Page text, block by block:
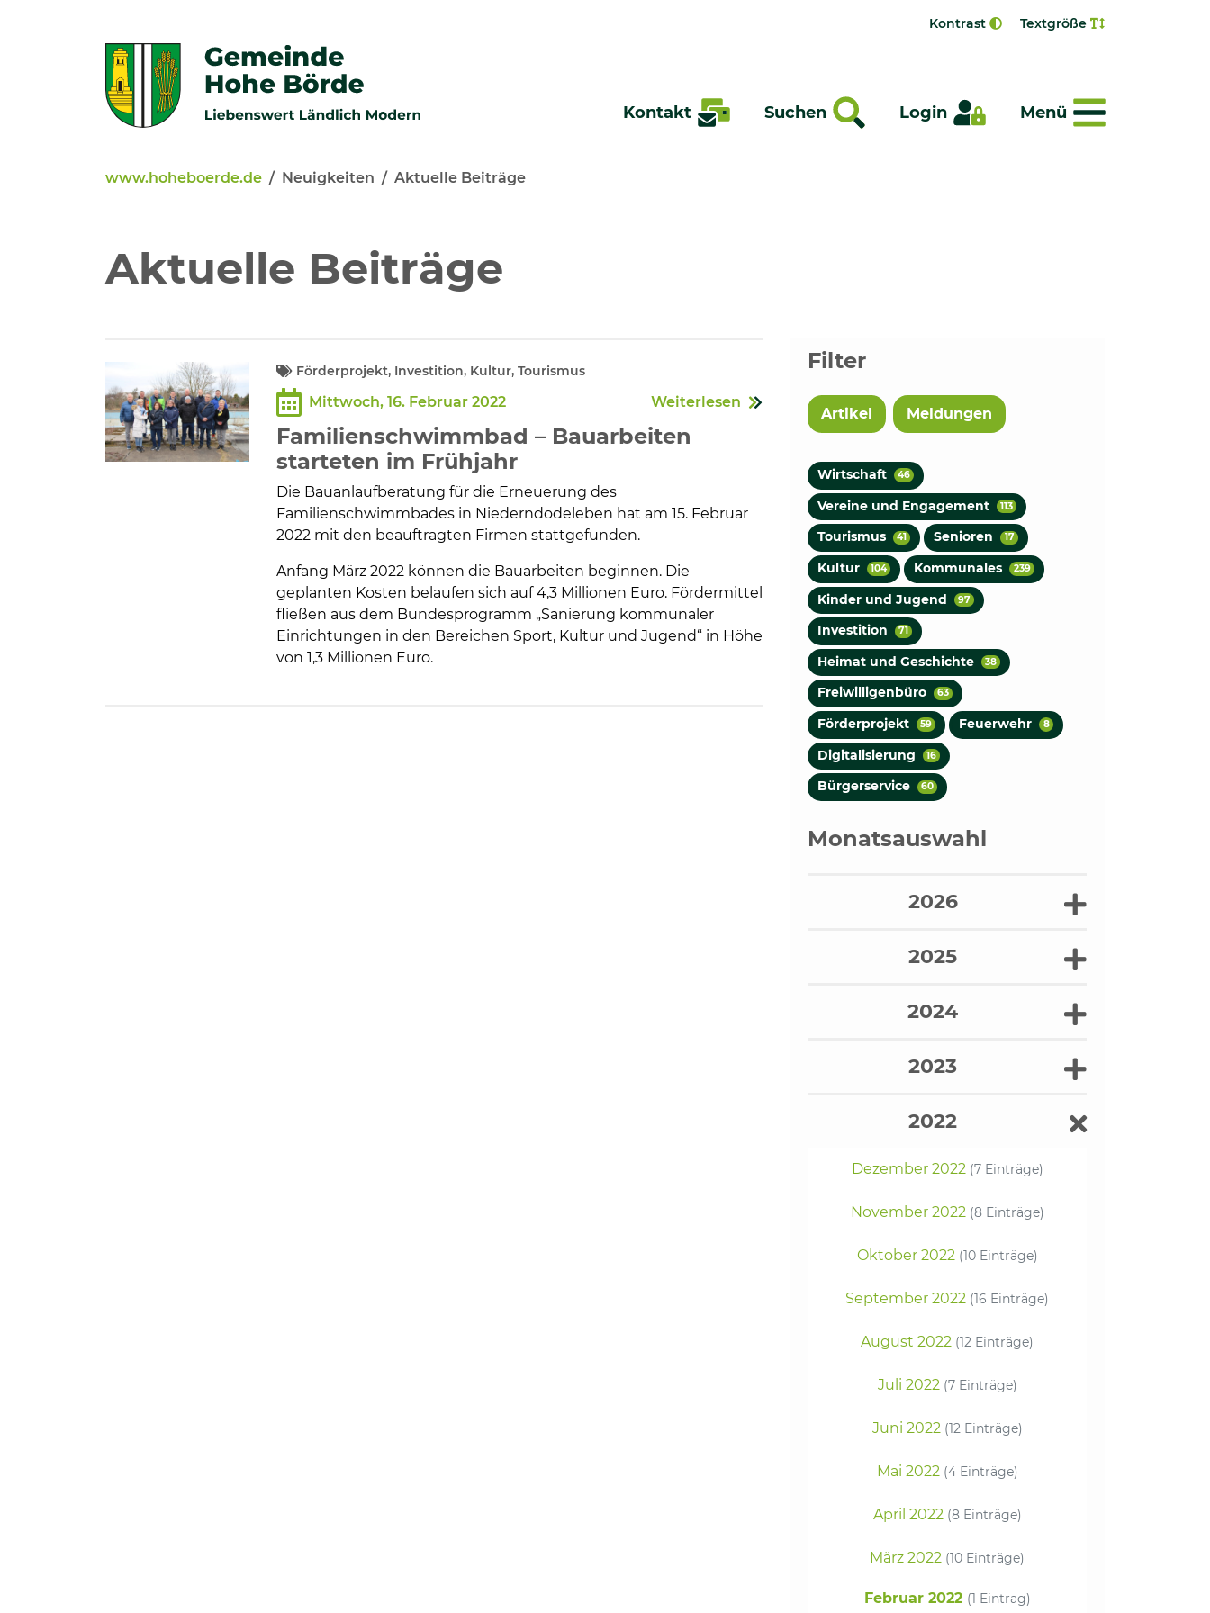
Kontrast Textgröße
Kontakt Suchen Login Menü
Menü
Veröffentlichungen
Bildung und Soziales
Wirtschaft, Bauen, Verkehr
Tourismus, Freizeit, Dorfleben
Ehrenamt und Engagement
www.hoheboerde.de Neuigkeiten Aktuelle Beiträge
Aktuelle Beiträge
Förderprojekt, Investition, Kultur, Tourismus
Mittwoch, 16. Februar 2022 Weiterlesen
Familienschwimmbad – Bauarbeiten
starteten im Frühjahr
Die Bauanlaufberatung für die Erneuerung des
Familienschwimmbades in Niederndodeleben hat am 15. Februar
2022 mit den beauftragten Firmen stattgefunden.
Anfang März 2022 können die Bauarbeiten beginnen. Die
geplanten Kosten belaufen sich auf 4,3 Millionen Euro. Fördermittel
fließen aus dem Bundesprogramm „Sanierung kommunaler
Einrichtungen in den Bereichen Sport, Kultur und Jugend“ in Höhe
von 1,3 Millionen Euro.
Filter
Artikel Meldungen
Wirtschaft 46
Vereine und Engagement 113
Tourismus 41 Senioren 17
Kultur 104 Kommunales 239
Kinder und Jugend 97
Investition 71
Heimat und Geschichte 38
Freiwilligenbüro 63
Förderprojekt 59 Feuerwehr 8
Digitalisierung 16
Bürgerservice 60
Monatsauswahl
2026
2025
2024
2023
2022
Dezember 2022 (7 Einträge)
November 2022 (8 Einträge)
Oktober 2022 (10 Einträge)
September 2022 (16 Einträge)
August 2022 (12 Einträge)
Juli 2022 (7 Einträge)
Juni 2022 (12 Einträge)
Mai 2022 (4 Einträge)
April 2022 (8 Einträge)
März 2022 (10 Einträge)
Februar 2022 (1 Eintrag)